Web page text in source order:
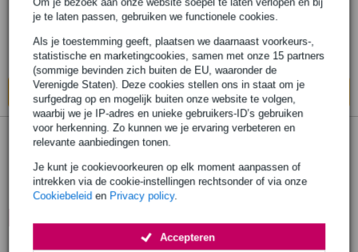
je te laten passen, gebruiken we functionele cookies.
Als je toestemming geeft, plaatsen we daarnaast voorkeurs-,
statistische en marketingcookies, samen met onze 15 partners
(sommige bevinden zich buiten de EU, waaronder de
Verenigde Staten). Deze cookies stellen ons in staat om je
surfgedrag op en mogelijk buiten onze website te volgen,
waarbij we je IP-adres en unieke gebruikers-ID’s gebruiken
voor herkenning. Zo kunnen we je ervaring verbeteren en
relevante aanbiedingen tonen.
Je kunt je cookievoorkeuren op elk moment aanpassen of
intrekken via de cookie-instellingen rechtsonder of via onze
Cookiebeleid en Privacy policy.
Accepteren
€ 39,-
Op voorraad
In mijn winkelwagen
V-Moda M-100 Pro DJ hoofdtelefoon
Adviesprijs € 329,- € 298,-
Ook in1 winkelop voorraad